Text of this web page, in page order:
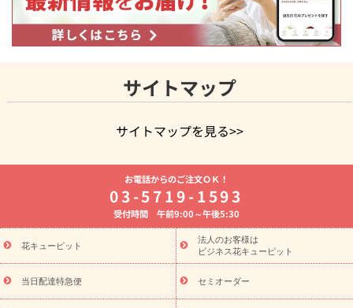
サイトマップ
サイトマップを見る>>
よく贈られる花
お祝いの花特集
誕生日フラワーギフト特集
8月の誕生花(トルコキキョウ)
開店・開業祝い
お供え・お悔やみ お供え・お悔やみの花
通夜・葬儀に贈る花 胡蝶蘭・花鉢
ーブドフラワー
季節のイベント
ひまわり ギフト・プレゼント
特集
お盆 花（新盆・初盆） 季節のイベント
お盆 花（新
盆・初盆）
お盆 花（新盆・初盆）
お盆・お供え 花とセットギ
フト
お盆・お供え プリザーブドフラワー
ひまわり ギフト・プ
レゼント特集
夏の花贈り・お中元・暑中見舞い 花のギフト特集
お電話からのご注文ＯＫ！
03-5719-1593
受付時間 午前9:00～午後5:30
花キューピット
法人のお客様は
ビジネス花キューピット
当日配達特急便 セミオーダー